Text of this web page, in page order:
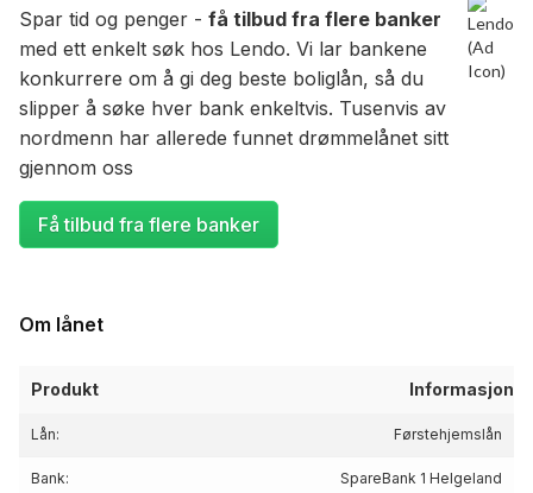
Spar tid og penger - få tilbud fra flere banker
med ett enkelt søk hos Lendo. Vi lar bankene
konkurrere om å gi deg beste boliglån, så du
slipper å søke hver bank enkeltvis. Tusenvis av
nordmenn har allerede funnet drømmelånet sitt
gjennom oss
Få tilbud fra flere banker
Om lånet
Produkt Informasjon
Lån: Førstehjemslån
Bank: SpareBank 1 Helgeland